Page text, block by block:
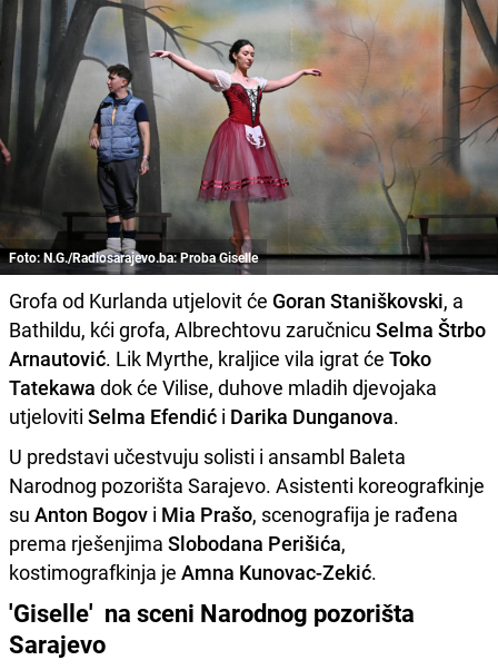
Foto: N.G./Radiosarajevo.ba: Proba Giselle
Grofa od Kurlanda utjelovit će Goran Staniškovski, a
Bathildu, kći grofa, Albrechtovu zaručnicu Selma Štrbo
Arnautović. Lik Myrthe, kraljice vila igrat će Toko
Tatekawa dok će Vilise, duhove mladih djevojaka
utjeloviti Selma Efendić i Darika Dunganova.
U predstavi učestvuju solisti i ansambl Baleta
Narodnog pozorišta Sarajevo. Asistenti koreografkinje
su Anton Bogov i Mia Prašo, scenografija je rađena
prema rješenjima Slobodana Perišića,
kostimografkinja je Amna Kunovac-Zekić.
'Giselle' na sceni Narodnog pozorišta
Sarajevo